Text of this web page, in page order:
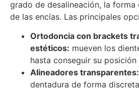
grado de desalineación, la
de las encías. Las principales
Ortodoncia con brackets
estéticos: mueven los
hasta conseguir su
Alineadores transparentes:
dentadura de forma